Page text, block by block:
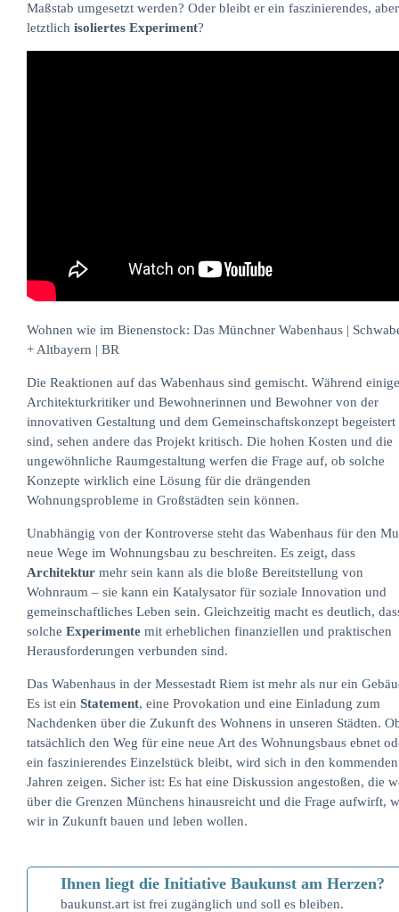
Maßstab umgesetzt werden? Oder bleibt er ein faszinierendes, aber
letztlich isoliertes Experiment?
Wohnen wie im Bienenstock: Das Münchner Wabenhaus |
+ Altbayern | BR
Die Reaktionen auf das Wabenhaus sind gemischt. Während einige
Architekturkritiker und Bewohnerinnen und Bewohner von der
innovativen Gestaltung und dem Gemeinschaftskonzept begeistert
sind, sehen andere das Projekt kritisch. Die hohen Kosten und die
ungewöhnliche Raumgestaltung werfen die Frage auf, ob solche
Konzepte wirklich eine Lösung für die drängenden
Wohnungsprobleme in Großstädten sein können.
Unabhängig von der Kontroverse steht das Wabenhaus für den
neue Wege im Wohnungsbau zu beschreiten. Es zeigt, dass
Architektur mehr sein kann als die bloße Bereitstellung von
Wohnraum – sie kann ein Katalysator für soziale Innovation und
gemeinschaftliches Leben sein. Gleichzeitig macht es deutlich,
solche Experimente mit erheblichen finanziellen und praktischen
Herausforderungen verbunden sind.
Das Wabenhaus in der Messestadt Riem ist mehr als nur ein
Es ist ein Statement, eine Provokation und eine Einladung zum
Nachdenken über die Zukunft des Wohnens in unseren Städten.
tatsächlich den Weg für eine neue Art des Wohnungsbaus ebnet
ein faszinierendes Einzelstück bleibt, wird sich in den kommenden
Jahren zeigen. Sicher ist: Es hat eine Diskussion angestoßen, die
über die Grenzen Münchens hinausreicht und die Frage aufwirft,
wir in Zukunft bauen und leben wollen.
Ihnen liegt die Initiative Baukunst am Herzen?
baukunst.art ist frei zugänglich und soll es bleiben.